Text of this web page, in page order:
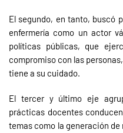
El segundo, en tanto, buscó
enfermería como un actor
políticas públicas, que
compromiso con las
tiene a su cuidado.
El tercer y último eje
prácticas docentes
temas como la generación